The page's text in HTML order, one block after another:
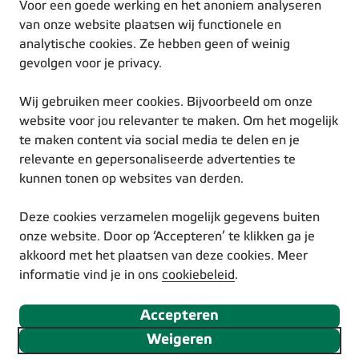
Duurzame inspiratie
© Eneco 2025
Voorwaarden
Privacystatement
Disclaimer
Responsible Disclosure
Toegankelijkheidsverklaring
Volg ons via social media
Voor een goede werking en het anoniem analyseren
van onze website plaatsen wij functionele en
analytische cookies. Ze hebben geen of weinig
gevolgen voor je privacy.
Wij gebruiken meer cookies. Bijvoorbeeld om onze
website voor jou relevanter te maken. Om het mogelijk
te maken content via social media te delen en je
relevante en gepersonaliseerde advertenties te
kunnen tonen op websites van derden.
Deze cookies verzamelen mogelijk gegevens buiten
onze website. Door op ‘Accepteren’ te klikken ga je
akkoord met het plaatsen van deze cookies. Meer
informatie vind je in ons cookiebeleid.
Accepteren
Weigeren